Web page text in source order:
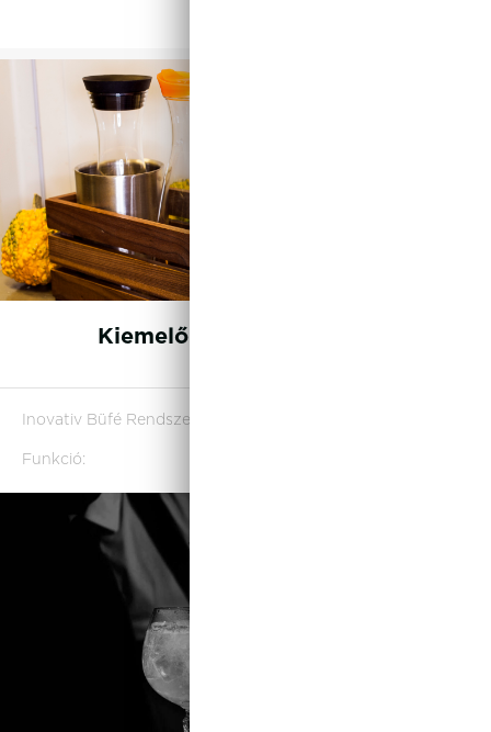
Kiemelő és tároló rendszer
Inovativ Büfé Rendszer
Funkció:
Kiemelés és/vagy tárolás (kiemelő megfordítva tároló),
A magasító, magasítóként önmagában, továbbá
tartókeretként Gn méretű tálakkal, tálcákkal, edényekkel is
használható.
A kiemelő a magasítóval, különféle szintek elérését teszi
A kiemelő tároló rendszer, szoba hőmérsékletű, illetve
hideg ételek/italok tárolására alkalmas.